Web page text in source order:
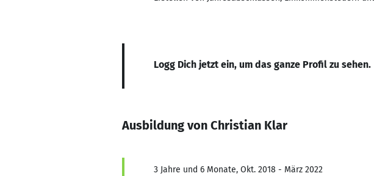
Logg Dich jetzt ein, um das ganze Profil zu sehen.
Ausbildung von Christian Klar
3 Jahre und 6 Monate, Okt. 2018 - März 2022